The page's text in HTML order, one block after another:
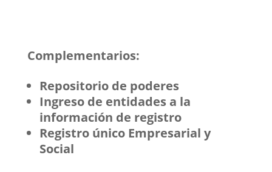
Complementarios:
Repositorio de poderes
Ingreso de entidades a la
información de registro
Registro único Empresarial y
Social